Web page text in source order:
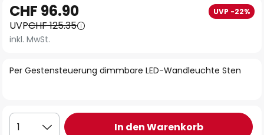
Anfang
der
Bildgalerie
Per Gestensteuerung dimmbare LED-Wandleuchte Sten
CHF 96.90 UVP -22%
UVPCHF 125.35
inkl. MwSt.
1 In den Warenkorb